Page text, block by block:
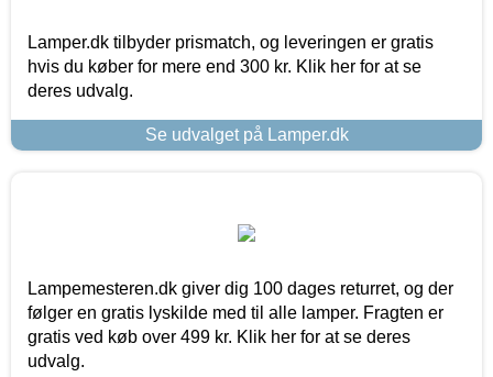
Lamper.dk tilbyder prismatch, og leveringen er gratis
hvis du køber for mere end 300 kr. Klik her for at se
deres udvalg.
Se udvalget på Lamper.dk
Lampemesteren.dk giver dig 100 dages returret, og der
følger en gratis lyskilde med til alle lamper. Fragten er
gratis ved køb over 499 kr. Klik her for at se deres
udvalg.